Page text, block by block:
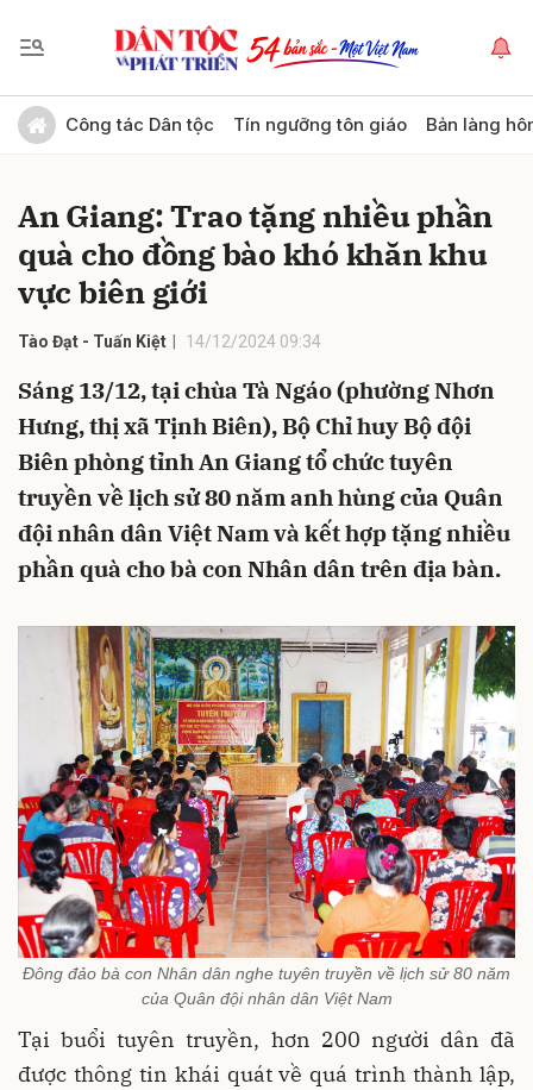
Công tác Dân tộc Tín ngưỡng tôn giáo Bản làng
An Giang: Trao tặng nhiều phần
quà cho đồng bào khó khăn khu
vực biên giới
Tào Đạt - Tuấn Kiệt 14/12/2024 09:34
Sáng 13/12, tại chùa Tà Ngáo (phường Nhơn
Hưng, thị xã Tịnh Biên), Bộ Chỉ huy Bộ đội
Biên phòng tỉnh An Giang tổ chức tuyên
truyền về lịch sử 80 năm anh hùng của Quân
đội nhân dân Việt Nam và kết hợp tặng nhiều
phần quà cho bà con Nhân dân trên địa bàn.
Đông đảo bà con Nhân dân nghe tuyên truyền về lịch sử 80 năm
của Quân đội nhân dân Việt Nam
Tại buổi tuyên truyền, hơn 200 người dân đã
được thông tin khái quát về quá trình thành lập,
Gửi bình luận